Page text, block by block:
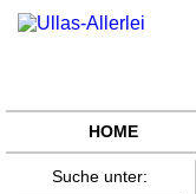
HOME
Suche unter: